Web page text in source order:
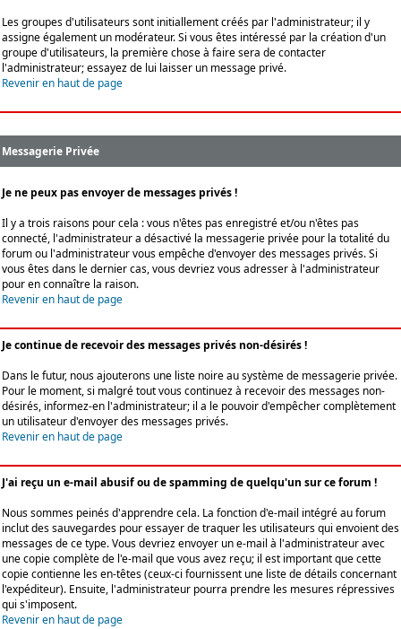
Les groupes d'utilisateurs sont initiallement créés par l'administrateur; il y
assigne également un modérateur. Si vous êtes intéressé par la création d'un
groupe d'utilisateurs, la première chose à faire sera de contacter
l'administrateur; essayez de lui laisser un message privé.
Revenir en haut de page
Messagerie Privée
Je ne peux pas envoyer de messages privés !
Il y a trois raisons pour cela : vous n'êtes pas enregistré et/ou n'êtes pas
connecté, l'administrateur a désactivé la messagerie privée pour la totalité du
forum ou l'administrateur vous empêche d'envoyer des messages privés. Si
vous êtes dans le dernier cas, vous devriez vous adresser à l'administrateur
pour en connaître la raison.
Revenir en haut de page
Je continue de recevoir des messages privés non-désirés !
Dans le futur, nous ajouterons une liste noire au système de messagerie privée.
Pour le moment, si malgré tout vous continuez à recevoir des messages non-
désirés, informez-en l'administrateur; il a le pouvoir d'empêcher complètement
un utilisateur d'envoyer des messages privés.
Revenir en haut de page
J'ai reçu un e-mail abusif ou de spamming de quelqu'un sur ce forum !
Nous sommes peinés d'apprendre cela. La fonction d'e-mail intégré au forum
inclut des sauvegardes pour essayer de traquer les utilisateurs qui envoient des
messages de ce type. Vous devriez envoyer un e-mail à l'administrateur avec
une copie complète de l'e-mail que vous avez reçu; il est important que cette
copie contienne les en-têtes (ceux-ci fournissent une liste de détails concernant
l'expéditeur). Ensuite, l'administrateur pourra prendre les mesures répressives
qui s'imposent.
Revenir en haut de page